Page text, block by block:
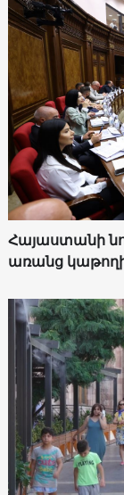
Հայաստանի
առանց